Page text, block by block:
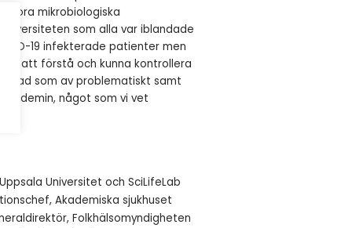
stora mikrobiologiska
som alla var iblandade
19 infekterade patienter men
att förstå och kunna kontrollera
vad som av problematiskt samt
något som vi vet
Universitet och SciLifeLab
Akademiska sjukhuset
Folkhälsomyndigheten